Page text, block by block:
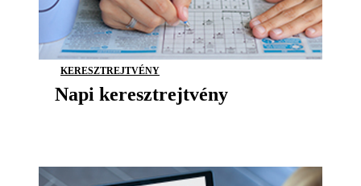
KERESZTREJTVÉNY
Napi keresztrejtvény